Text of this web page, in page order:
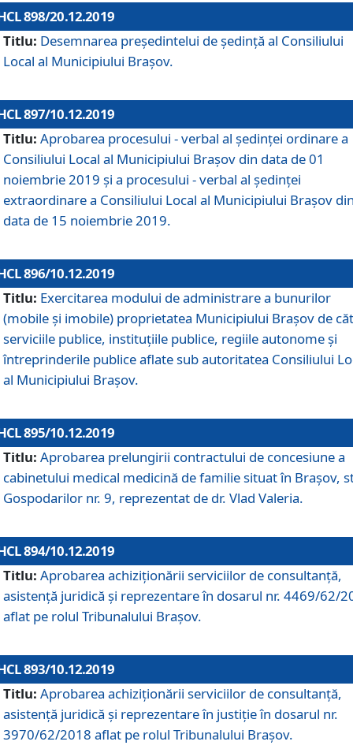
898/20.12.2019
Titlu: Desemnarea preşedintelui de şedinţă al Consiliului
Local al Municipiului Braşov.
897/10.12.2019
Titlu: Aprobarea procesului - verbal al şedinţei ordinare a
Consiliului Local al Municipiului Brașov din data de 01
noiembrie 2019 și a procesului - verbal al ședinței
extraordinare a Consiliului Local al Municipiului Brașov
data de 15 noiembrie 2019.
896/10.12.2019
Titlu: Exercitarea modului de administrare a bunurilor
(mobile și imobile) proprietatea Municipiului Brașov de
serviciile publice, instituțiile publice, regiile autonome și
întreprinderile publice aflate sub autoritatea Consiliului
al Municipiului Brașov.
895/10.12.2019
Titlu: Aprobarea prelungirii contractului de concesiune a
cabinetului medical medicină de familie situat în Braşov,
Gospodarilor nr. 9, reprezentat de dr. Vlad Valeria.
894/10.12.2019
Titlu: Aprobarea achiziţionării serviciilor de consultanţă,
asistenţă juridică şi reprezentare în dosarul nr. 4469/62/
aflat pe rolul Tribunalului Braşov.
893/10.12.2019
Titlu: Aprobarea achiziţionării serviciilor de consultanţă,
asistenţă juridică şi reprezentare în justiţie în dosarul nr.
3970/62/2018 aflat pe rolul Tribunalului Braşov.